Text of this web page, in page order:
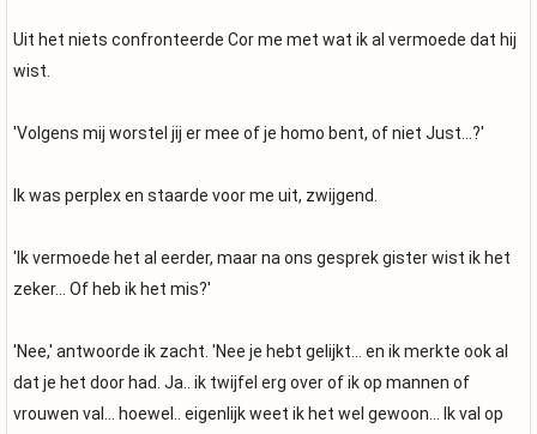
Uit het niets confronteerde Cor me met wat ik al vermoede dat hij
wist.
'Volgens mij worstel jij er mee of je homo bent, of niet Just...?'
Ik was perplex en staarde voor me uit, zwijgend.
'Ik vermoede het al eerder, maar na ons gesprek gister wist ik het
zeker... Of heb ik het mis?'
'Nee,' antwoorde ik zacht. 'Nee je hebt gelijkt... en ik merkte ook al
dat je het door had. Ja.. ik twijfel erg over of ik op mannen of
vrouwen val... hoewel.. eigenlijk weet ik het wel gewoon... Ik val op